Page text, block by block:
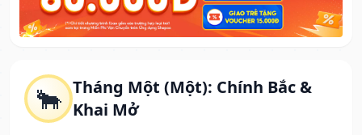
🐂 Tháng Một (Một): Chính Bắc &
Khai Mở